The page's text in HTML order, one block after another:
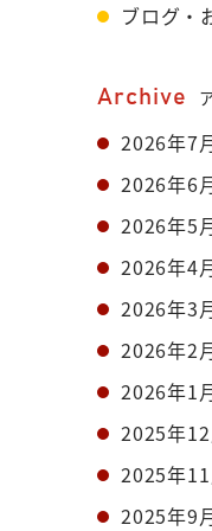
ブログ・
Archive
2026年7
2026年6
2026年5
2026年4
2026年3
2026年2
2026年1
2025年12
2025年11
2025年9